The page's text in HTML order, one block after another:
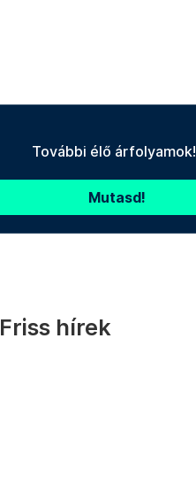
További élő árfolyamok!
Mutasd!
Friss hírek